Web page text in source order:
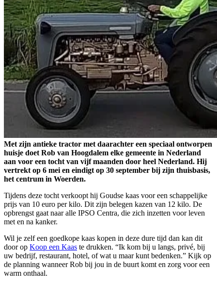
Met zijn antieke tractor met daarachter een speciaal ontworpen
huisje doet Rob van Hoogdalem elke gemeente in Nederland
aan voor een tocht van vijf maanden door heel Nederland. Hij
vertrekt op 6 mei en eindigt op 30 september bij zijn thuisbasis,
het centrum in Woerden.
Tijdens deze tocht verkoopt hij Goudse kaas voor een schappelijke
prijs van 10 euro per kilo. Dit zijn belegen kazen van 12 kilo. De
opbrengst gaat naar alle IPSO Centra, die zich inzetten voor leven
met en na kanker.
Wil je zelf een goedkope kaas kopen in deze dure tijd dan kan dit
door op Koop een Kaas te drukken. “Ik kom bij u langs, privé, bij
uw bedrijf, restaurant, hotel, of wat u maar kunt bedenken.” Kijk op
de planning wanneer Rob bij jou in de buurt komt en zorg voor een
warm onthaal.